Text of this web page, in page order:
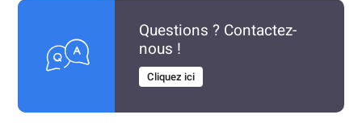
Questions ? Contactez-
nous !
Cliquez ici